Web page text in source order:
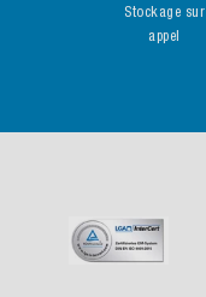
Stockage sur
appel